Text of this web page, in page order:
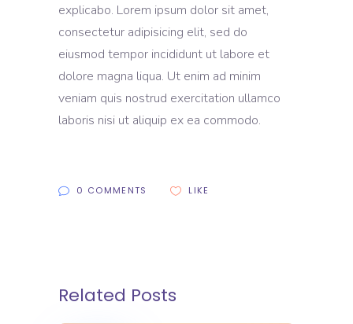
explicabo. Lorem ipsum dolor sit amet,
consectetur adipisicing elit, sed do
eiusmod tempor incididunt ut labore et
dolore magna liqua. Ut enim ad minim
veniam quis nostrud exercitation ullamco
laboris nisi ut aliquip ex ea commodo.
0 COMMENTS LIKE
Related Posts